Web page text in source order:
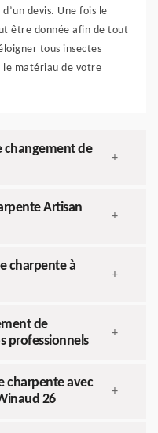
devis. Une fois le
être donnée afin de tout
tous insectes
le matériau de votre
changement de
+
Artisan
+
charpente à
+
de
professionnels
+
charpente avec
26
+